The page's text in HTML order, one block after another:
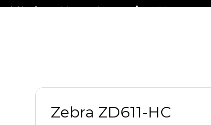
Fraktfritt på stora delar av sortimentet +46 (0)31-27 42 30
Zebra ZD611-HC